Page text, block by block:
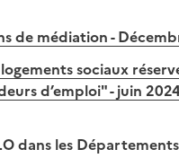
de médiation -
sociaux
d’emploi" - juin
dans les